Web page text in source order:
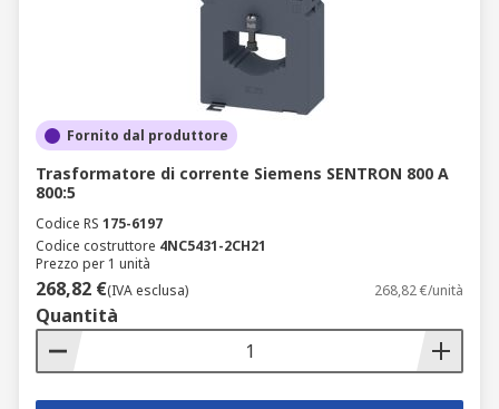
Fornito dal produttore
Trasformatore di corrente Siemens SENTRON 800 A
800:5
Codice RS 175-6197
Codice costruttore 4NC5431-2CH21
Prezzo per 1 unità
268,82 €(IVA esclusa) 268,82 €/unità
Quantità